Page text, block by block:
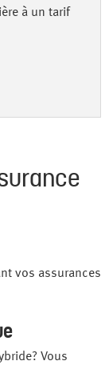
à un tarif
vos assurances
Vous